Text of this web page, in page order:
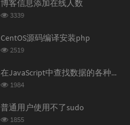
数:
博客信息添加在线人数
浏
次
3339
CentOS源码编译安装php
浏
次
2519
在JavaScript中查找数据的各种方法
浏
次
数:
1984
普通用户使用不了sudo
浏
1855